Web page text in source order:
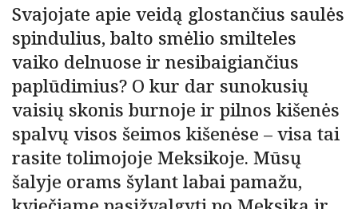
Svajojate apie veidą glostančius saulės
spindulius, balto smėlio smilteles
vaiko delnuose ir nesibaigiančius
paplūdimius? O kur dar sunokusių
vaisių skonis burnoje ir pilnos kišenės
spalvų visos šeimos kišenėse – visa tai
rasite tolimojoje Meksikoje. Mūsų
šalyje orams šylant labai pamažu,